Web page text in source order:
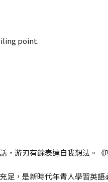
point.
，游刃有餘表達自我想法。
足，是新時代年青人學習英語